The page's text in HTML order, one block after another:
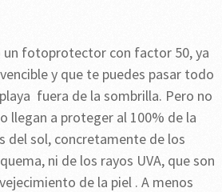
un fotoprotector con factor 50, ya
y que te puedes pasar todo
fuera de la sombrilla. Pero no
llegan a proteger al 100% de la
del sol, concretamente de los
ni de los rayos UVA, que son
de la piel . A menos